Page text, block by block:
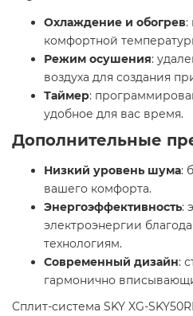
Охлаждение и обогрев:
комфортной
Режим осушения:
воздуха для создания
Таймер:
удобное для вас время.
Дополнительные
Низкий уровень шума:
вашего комфорта.
Энергоэффективность:
электроэнергии
технологиям.
Современный дизайн:
гармонично
Сплит-система SKY XG-